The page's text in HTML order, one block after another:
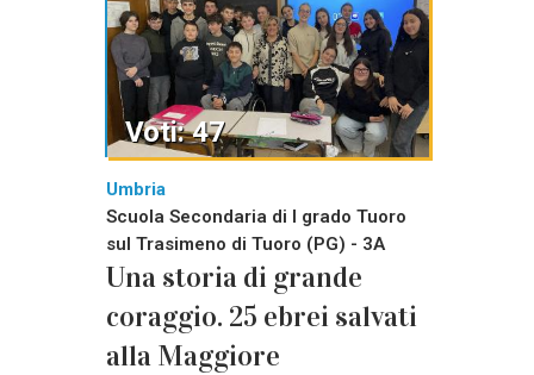
Umbria
Scuola Secondaria di I grado Tuoro
sul Trasimeno di Tuoro (PG) - 3A
Una storia di grande
coraggio. 25 ebrei salvati
alla Maggiore
Voti: 47